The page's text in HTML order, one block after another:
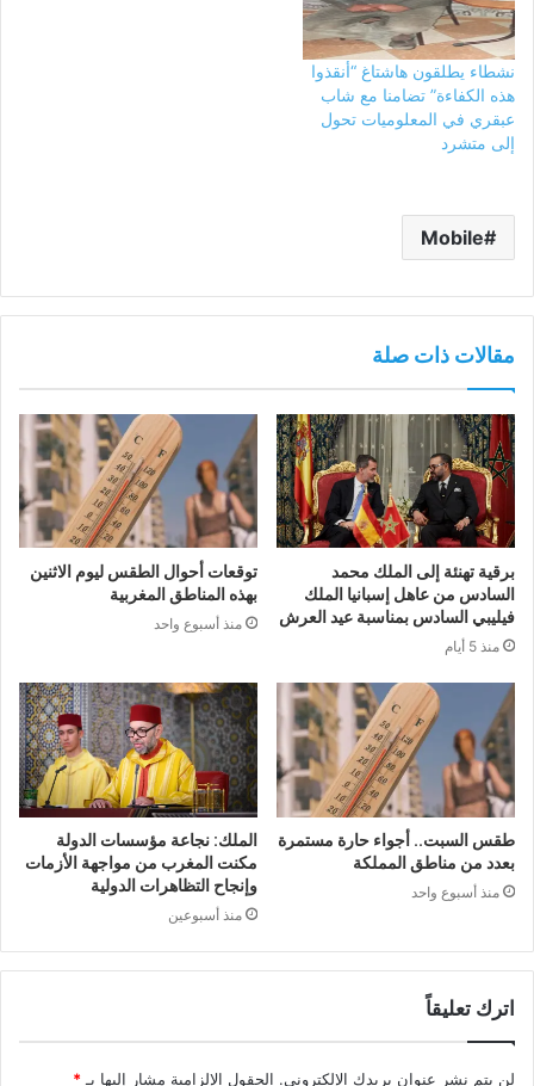
نشطاء يطلقون هاشتاغ “أنقذوا
هذه الكفاءة” تضامنا مع شاب
عبقري في المعلوميات تحول
إلى متشرد
Mobile
مقالات ذات صلة
برقية تهنئة إلى الملك محمد
السادس من عاهل إسبانيا الملك
فيليبي السادس بمناسبة عيد العرش
منذ 5 أيام
توقعات أحوال الطقس ليوم الاثنين
بهذه المناطق المغربية
منذ أسبوع واحد
طقس السبت.. أجواء حارة مستمرة
بعدد من مناطق المملكة
منذ أسبوع واحد
الملك: نجاعة مؤسسات الدولة
مكنت المغرب من مواجهة الأزمات
وإنجاح التظاهرات الدولية
منذ أسبوعين
اترك تعليقاً
لن يتم نشر عنوان بريدك الإلكتروني. الحقول الإلزامية مشار إليها بـ *